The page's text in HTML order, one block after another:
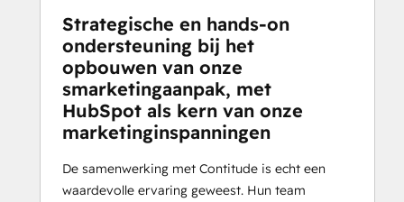
Strategische en hands-on
ondersteuning bij het
opbouwen van onze
smarketingaanpak, met
HubSpot als kern van onze
marketinginspanningen
De samenwerking met Contitude is echt een
waardevolle ervaring geweest. Hun team